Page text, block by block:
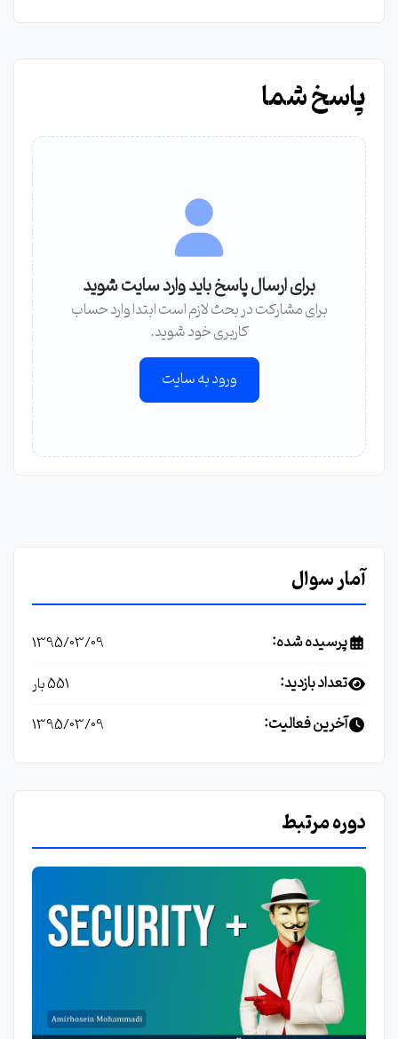
پاسخ شما
برای ارسال پاسخ باید وارد سایت شوید
برای مشارکت در بحث لازم است ابتدا وارد حساب
کاربری خود شوید.
ورود به سایت
آمار سوال
پرسیده شده: 1395/03/09
تعداد بازدید: 551 بار
آخرین فعالیت: 1395/03/09
دوره مرتبط